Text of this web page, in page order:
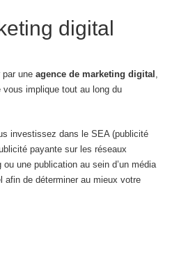
digital
une agence de marketing digital ,
vous implique tout au long du
investissez dans le SEA (publicité
payante sur les réseaux
une publication au sein d’un média
afin de déterminer au mieux votre